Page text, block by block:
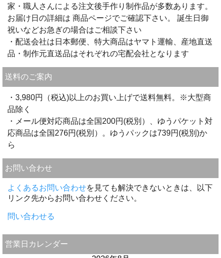
家・職人さんによる注文後手作り制作品が多数あります。
お届け日の詳細は 商品ページでご確認下さい。 誕生日御
祝いなどお急ぎの場合はご相談下さい
・配送会社は日本郵便、特大商品はヤマト運輸、産地直送
品・制作元直送品はそれぞれの宅配会社となります
送料のご案内
・3,980円（税込)以上のお買い上げで送料無料。※大型商
品除く
・メール便対応商品は全国200円(税別）、ゆうパケット対
応商品は全国276円(税別）。ゆうパックは739円(税別)か
ら
お問い合わせ
よくあるお問い合わせを見ても解決できないときは、以下
リンク先からお問い合わせください。
問い合わせる
営業日カレンダー